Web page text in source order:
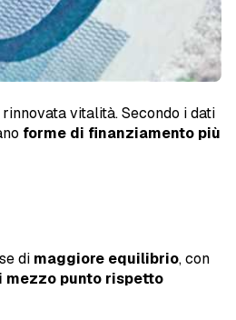
vitalità. Secondo i dati
forme di finanziamento più
di maggiore equilibrio, con
mezzo punto rispetto